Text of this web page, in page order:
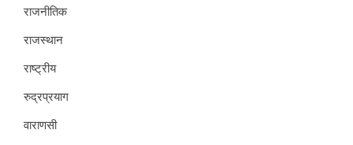
राजनीतिक
राजस्थान
राष्ट्रीय
रुद्रप्रयाग
वाराणसी